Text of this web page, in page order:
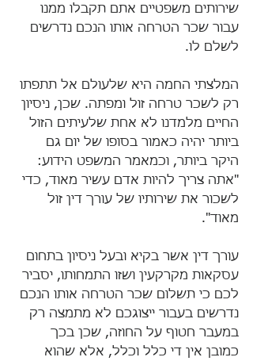
שירותים משפטיים אתם תקבלו ממנו
עבור שכר הטרחה אותו הנכם נדרשים
לשלם לו.
המלצתי החמה היא שלעולם אל תתפתו
רק לשכר טרחה זול ומפתה. שכן, ניסיון
החיים מלמדנו לא אחת שלעיתים הזול
ביותר יהיה כאמור בסופו של יום גם
היקר ביותר, וכמאמר המשפט הידוע:
"אתה צריך להיות אדם עשיר מאוד, כדי
לשכור את שירותיו של עורך דין זול
מאוד".
עורך דין אשר בקיא ובעל ניסיון בתחום
עסקאות מקרקעין ושזו התמחותו, יסביר
לכם כי תשלום שכר הטרחה אותו הנכם
נדרשים בעבור ייצוגכם לא מתמצה רק
במעבר חטוף על החוזה, שכן בכך
כמובן אין די כלל וכלל, אלא שהוא